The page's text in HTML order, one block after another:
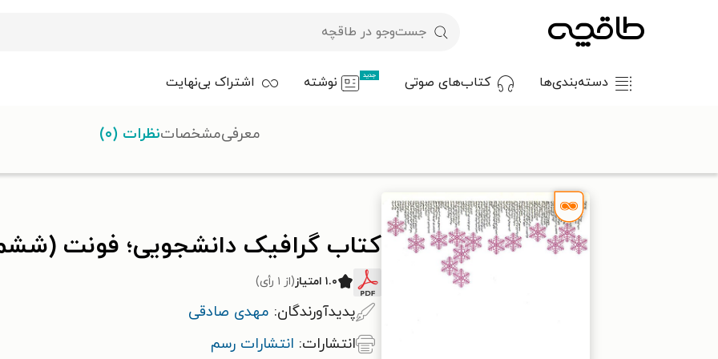
دسته‌بندی‌ها کتاب‌های صوتی جدید نوشته اشتراک بی‌نهایت
کتاب گرافیک دانشجویی؛ فونت
۱.۰ امتیاز (از ۱ رأی)
پدیدآورندگان: مهدی صادقی
انتشارات: انتشارات رسم
معرفیمشخصاتنظرات (۰)